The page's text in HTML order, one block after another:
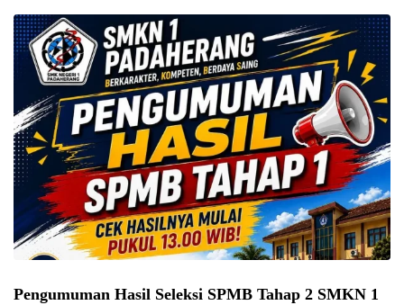
Pengumuman Hasil Seleksi SPMB Tahap 2 SMKN 1